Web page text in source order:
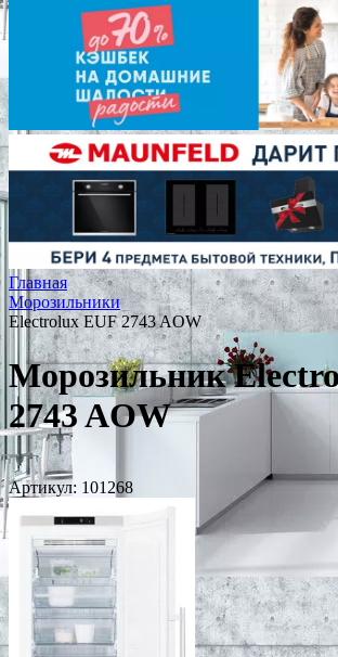
Главная
Морозильники
Electrolux EUF 2743 AOW
Морозильник
2743 AOW
Артикул: 101268